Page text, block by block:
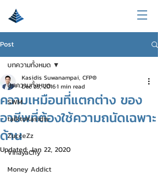
Post
บทความทั้งหมด
SWM
talktoKasidis
ZucceZz
VinayaChy
Money Addict
บทความทั้งหมด
ความเหมือนที่แตกต่าง ของ
อาชีพที่ต้องใช้ความถนัดเฉพาะ
ด้าน
Kasidis Suwanampai, CFP®
Dec 29, 20161 min read
Updated:Jan 22, 2020